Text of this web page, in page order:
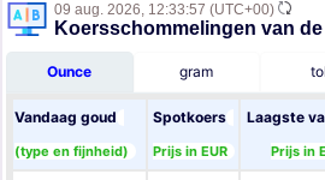
09 aug. 2026, 12:33:57 (UTC+00)
Koersschommelingen van
Ounce gram
Vandaag goud
(type en fijnheid)
Spotkoers
Prijs in EUR
Laagste
Prijs in